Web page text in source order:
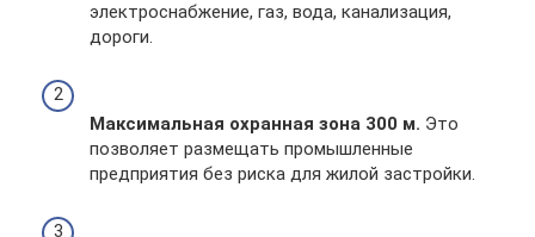
электроснабжение, газ, вода, канализация,
дороги.
Максимальная охранная зона 300 м. Это
позволяет размещать промышленные
предприятия без риска для жилой застройки.